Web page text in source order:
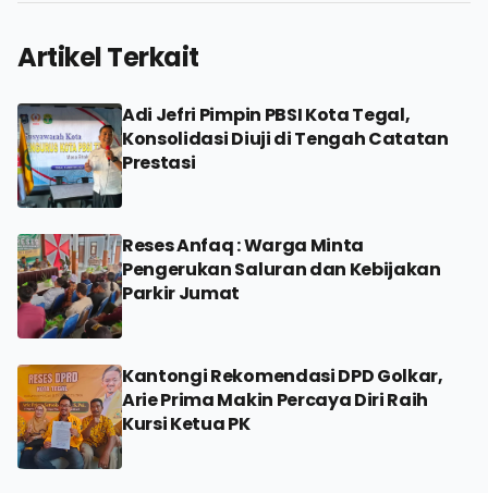
Artikel Terkait
Adi Jefri Pimpin PBSI Kota Tegal,
Konsolidasi Diuji di Tengah Catatan
Prestasi
Reses Anfaq : Warga Minta
Pengerukan Saluran dan Kebijakan
Parkir Jumat
Kantongi Rekomendasi DPD Golkar,
Arie Prima Makin Percaya Diri Raih
Kursi Ketua PK